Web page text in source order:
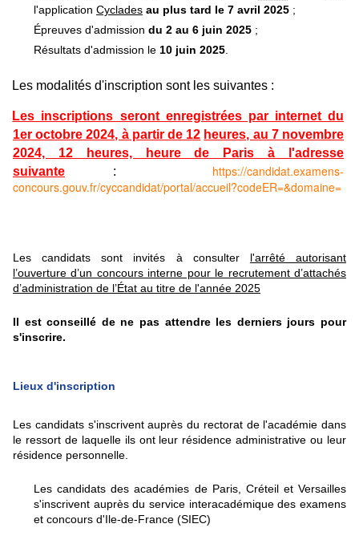
l'application Cyclades au plus tard le 7 avril 2025 ;
Épreuves d'admission du 2 au 6 juin 2025 ;
Résultats d'admission le 10 juin 2025
Les modalités d'inscription sont les suivantes :
Les inscriptions seront enregistrées par internet du
1er octobre 2024, à partir de 12 heures, au 7 novembre
2024, 12 heures, heure de Paris à l'adresse
suivante
:
https://candidat.examens-
concours.gouv.fr/cyccandidat/portal/accueil?codeER=&domaine=
Les candidats sont invités à consulter l'arrêté autorisant
l’ouverture d’un concours interne pour le recrutement d’attachés
d’administration de l’État au titre de l'année 2025
Il est conseillé de ne pas attendre les derniers jours pour
s'inscrire.
Lieux d'inscription
Les candidats s'inscrivent auprès du rectorat de l'académie dans
le ressort de laquelle ils ont leur résidence administrative ou leur
résidence personnelle.
Les candidats des académies de Paris, Créteil et Versailles
s'inscrivent auprès du service interacadémique des examens
et concours d'Ile-de-France (SIEC)